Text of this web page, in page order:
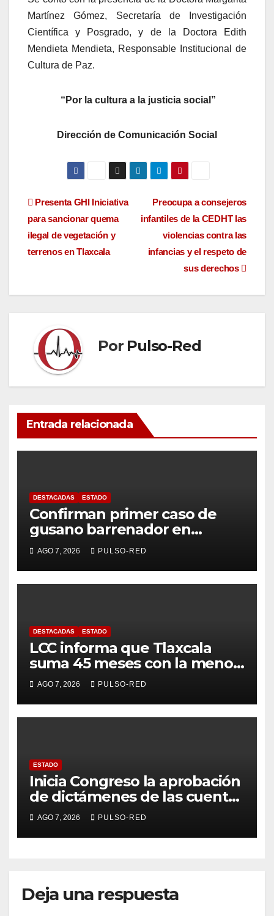
Martínez Gómez, Secretaría de Investigación
Científica y Posgrado, y de la Doctora Edith
Mendieta Mendieta, Responsable Institucional de
Cultura de Paz.
“Por la cultura a la justicia social”
Dirección de Comunicación Social
Navegación
de
entradas
Preocupa a consejeros
infantiles de la CEDHT las
violencias contra las
infancias y el respeto de
sus derechos
Presenta GHI Iniciativa
para sancionar quema
ilegal de vegetación y
terrenos en Tlaxcala
Por Pulso-Red
Entrada relacionada
DESTACADAS ESTADO
Confirman primer caso de
gusano barrenador en
humano en Tlaxcala
AGO 7, 2026 PULSO-RED
DESTACADAS ESTADO
LCC informa que Tlaxcala
suma 45 meses con la menor
tasa de delitos en el país
AGO 7, 2026 PULSO-RED
ESTADO
Inicia Congreso la aprobación
de dictámenes de las cuentas
públicas de entes
fiscalizables del ejercicio
fiscal 2025
AGO 7, 2026 PULSO-RED
Deja una respuesta